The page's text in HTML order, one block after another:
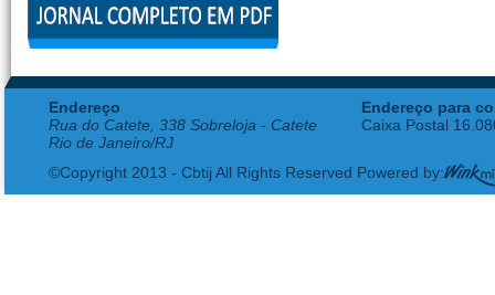
Endereço
Rua do Catete, 338 Sobreloja - Catete
Rio de Janeiro/RJ
Endereço para
Caixa Postal
©Copyright 2013 - Cbtij All Rights Reserved Powered by: